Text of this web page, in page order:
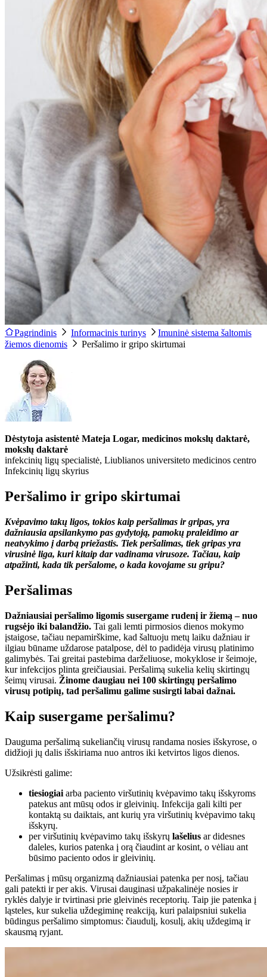
Pagrindinis Informacinis turinys
Imuninė sistema šaltomis
žiemos dienomis
Peršalimo ir gripo skirtumai
Dėstytoja asistentė Mateja Logar, medicinos mokslų daktarė,
mokslų daktarė
infekcinių ligų specialistė, Liublianos universiteto medicinos centro
Infekcinių ligų skyrius
Peršalimo ir gripo skirtumai
Kvėpavimo takų ligos, tokios kaip peršalimas ir gripas, yra
dažniausia apsilankymo pas gydytoją, pamokų praleidimo ar
neatvykimo į darbą priežastis. Tiek peršalimas, tiek gripas yra
virusinė liga, kuri kitaip dar vadinama virusoze. Tačiau, kaip
atpažinti, kada tik peršalome, o kada kovojame su gripu?
Peršalimas
Dažniausiai peršalimo ligomis susergame rudenį ir žiemą – nuo
rugsėjo iki balandžio. Tai gali lemti pirmosios dienos mokymo
įstaigose, tačiau nepamirškime, kad šaltuoju metų laiku dažniau ir
ilgiau būname uždarose patalpose, dėl to padidėja virusų platinimo
galimybės. Tai greitai pastebima darželiuose, mokyklose ir šeimoje,
kur infekcijos plinta greičiausiai. Peršalimą sukelia kelių skirtingų
šeimų virusai. Žinome daugiau nei 100 skirtingų peršalimo
virusų potipių, tad peršalimu galime susirgti labai dažnai.
Kaip susergame peršalimu?
Dauguma peršalimą sukeliančių virusų randama nosies išskyrose, o
didžioji jų dalis išskiriama nuo antros iki ketvirtos ligos dienos.
Užsikrėsti galime:
tiesiogiai arba paciento viršutinių kvėpavimo takų išskyroms
patekus ant mūsų odos ir gleivinių. Infekcija gali kilti per
kontaktą su daiktais, ant kurių yra viršutinių kvėpavimo takų
išskyrų.
per viršutinių kvėpavimo takų išskyrų lašelius ar didesnes
daleles, kurios patenka į orą čiaudint ar kosint, o vėliau ant
būsimo paciento odos ir gleivinių.
Peršalimas į mūsų organizmą dažniausiai patenka per nosį, tačiau
gali patekti ir per akis. Virusai dauginasi užpakalinėje nosies ir
ryklės dalyje ir tvirtinasi prie gleivinės receptorių. Taip jie patenka į
ląsteles, kur sukelia uždegiminę reakciją, kuri palaipsniui sukelia
būdingus peršalimo simptomus: čiaudulį, kosulį, akių uždegimą ir
skausmą ryjant.